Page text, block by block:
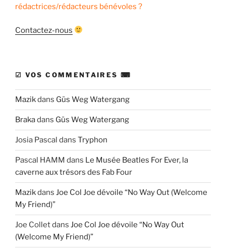
rédactrices/rédacteurs bénévoles ?
Contactez-nous
☑ VOS COMMENTAIRES ⌨
Mazikdans Güs Weg Watergang
Brakadans Güs Weg Watergang
Josia Pascal dans Tryphon
Pascal HAMM dans Le Musée Beatles For Ever, la
caverne aux trésors des Fab Four
Mazikdans Joe Col Joe dévoile “No Way Out (Welcome
My Friend)”
Joe Colletdans Joe Col Joe dévoile “No Way Out
(Welcome My Friend)”